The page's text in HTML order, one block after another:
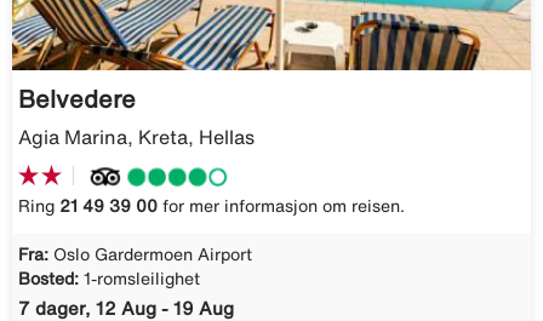
Belvedere
Agia Marina, Kreta, Hellas
Ring 21 49 39 00 for mer informasjon om reisen.
Fra: Oslo Gardermoen Airport
Bosted: 1-romsleilighet
7 dager, 12 Aug - 19 Aug